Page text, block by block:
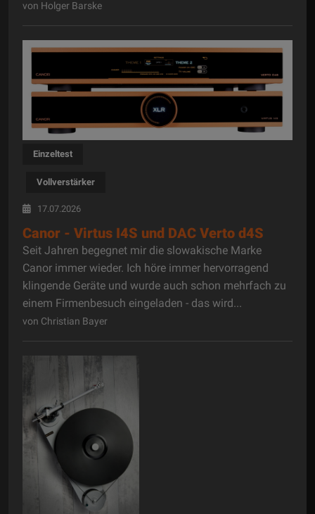
von Holger Barske
Einzeltest
Vollverstärker
17.07.2026
Canor - Virtus I4S und DAC Verto d4S
Seit Jahren begegnet mir die slowakische Marke
Canor immer wieder. Ich höre immer hervorragend
klingende Geräte und wurde auch schon mehrfach zu
einem Firmenbesuch eingeladen - das wird...
von Christian Bayer